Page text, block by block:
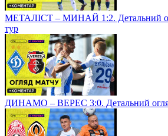
МЕТАЛІСТ – МИНАЙ 1:2. Детальний
тур
ДИНАМО – ВЕРЕС 3:0. Детальний